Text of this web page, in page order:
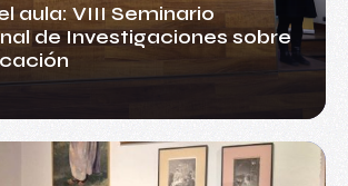
aula: VIII Seminario
de Investigaciones sobre